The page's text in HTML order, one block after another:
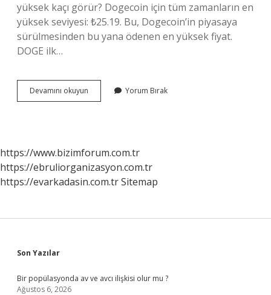
yüksek kaçı görür? Dogecoin için tüm zamanların en
yüksek seviyesi: ₺25.19. Bu, Dogecoin’in piyasaya
sürülmesinden bu yana ödenen en yüksek fiyat.
DOGE ilk…
Devamını okuyun
Arzı
Yorum Bırak
https://www.bizimforum.com.tr
https://ebruliorganizasyon.com.tr
https://evarkadasin.com.trSitemap
Sidebar
Son Yazılar
Bir popülasyonda av ve avcı ilişkisi olur mu ?
Ağustos 6, 2026